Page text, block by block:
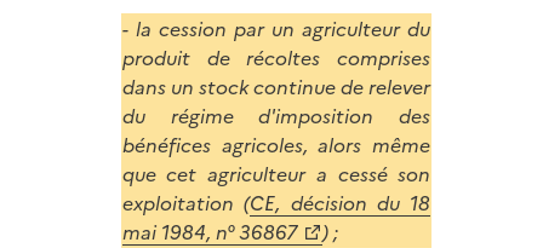
- la cession par un agriculteur du
produit de récoltes comprises
dans un stock continue de relever
du régime d'imposition des
bénéfices agricoles, alors même
que cet agriculteur a cessé son
exploitation (CE, décision du 18
mai 1984, n° 36867
) ;